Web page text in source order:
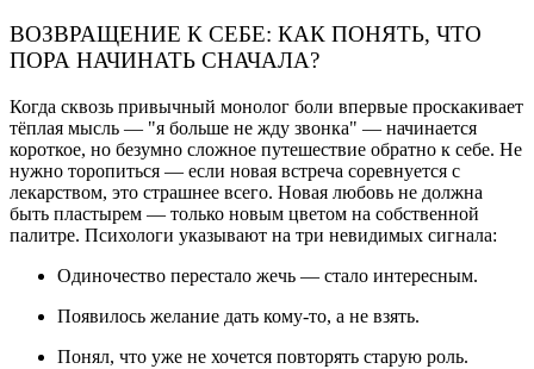
ВОЗВРАЩЕНИЕ К СЕБЕ: КАК ПОНЯТЬ, ЧТО
ПОРА НАЧИНАТЬ СНАЧАЛА?
Когда сквозь привычный монолог боли впервые проскакивает
тёплая мысль — "я больше не жду звонка" — начинается
короткое, но безумно сложное путешествие обратно к себе. Не
нужно торопиться — если новая встреча соревнуется с
лекарством, это страшнее всего. Новая любовь не должна
быть пластырем — только новым цветом на собственной
палитре. Психологи указывают на три невидимых сигнала:
Одиночество перестало жечь — стало интересным.
Появилось желание дать кому-то, а не взять.
Понял, что уже не хочется повторять старую роль.